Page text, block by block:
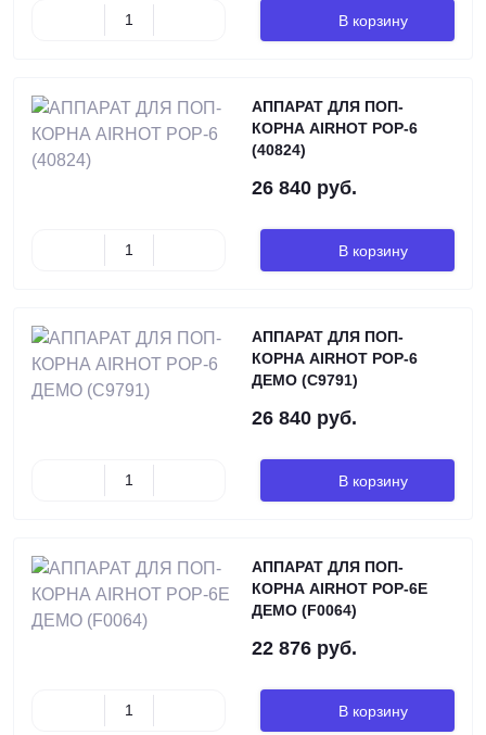
В корзину
АППАРАТ ДЛЯ ПОП-
КОРНА AIRHOT POP-6
(40824)
26 840 руб.
В корзину
АППАРАТ ДЛЯ ПОП-
КОРНА AIRHOT POP-6
ДЕМО (C9791)
26 840 руб.
В корзину
АППАРАТ ДЛЯ ПОП-
КОРНА AIRHOT POP-6E
ДЕМО (F0064)
22 876 руб.
В корзину